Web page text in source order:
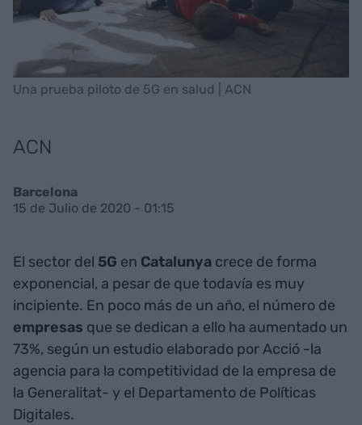
Una prueba piloto de 5G en salud | ACN
ACN
Barcelona
15 de Julio de 2020 - 01:15
El sector del 5G en Catalunya crece de forma
exponencial, a pesar de que todavía es muy
incipiente. En poco más de un año, el número de
empresas que se dedican a ello ha aumentado un
73%, según un estudio elaborado por Acció -la
agencia para la competitividad de la empresa de
la Generalitat- y el Departamento de Políticas
Digitales.